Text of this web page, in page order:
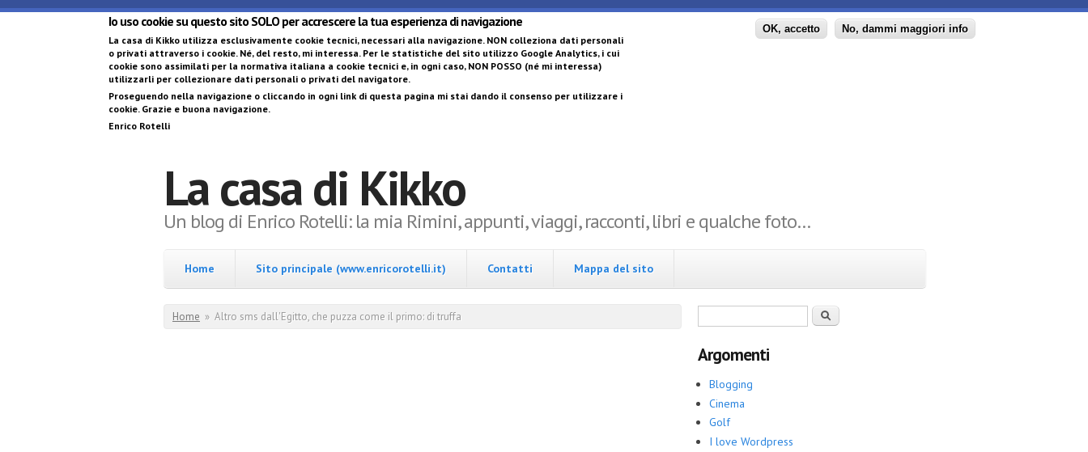
Io uso cookie su questo sito SOLO per accrescere la tua esperienza di navigazione
La casa di Kikko utilizza esclusivamente cookie tecnici, necessari alla navigazione. NON colleziona dati personali
o privati attraverso i cookie. Né, del resto, mi interessa. Per le statistiche del sito utilizzo Google Analytics, i cui
cookie sono assimilati per la normativa italiana a cookie tecnici e, in ogni caso, NON POSSO (né mi interessa)
utilizzarli per collezionare dati personali o privati del navigatore.
Proseguendo nella navigazione o cliccando in ogni link di questa pagina mi stai dando il consenso per utilizzare i
cookie. Grazie e buona navigazione.
Enrico Rotelli
OK, accetto No, dammi maggiori info
Salta al contenuto principale
La casa di Kikko
Un blog di Enrico Rotelli: la mia Rimini, appunti, viaggi, racconti, libri e qualche foto…
Home Sito principale (www.enricorotelli.it) Contatti Mappa del sito
Tu sei qui
Home » Altro sms dall'Egitto, che puzza come il primo: di truffa Cerca
Argomenti
Blogging
Cinema
Golf
I love Wordpress